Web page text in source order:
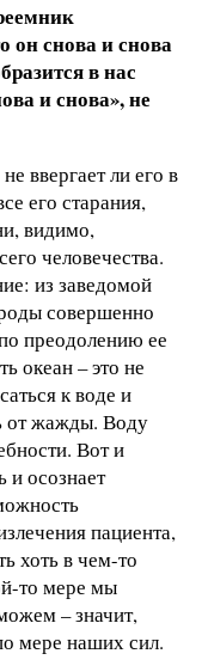
он снова и снова
в нас
и снова», не
ввергает ли его в
его старания,
видимо,
человечества.
из заведомой
совершенно
преодолению ее
океан – это не
к воде и
от жажды. Воду
Вот и
и осознает
пациента,
хоть в чем-то
то мере мы
– значит,
мере наших сил.